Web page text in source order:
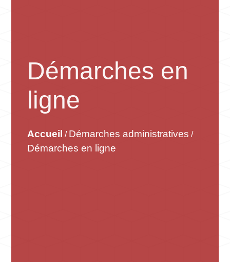
Démarches en
ligne
Accueil / Démarches administratives /
Démarches en ligne